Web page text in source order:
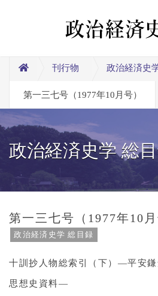
刊行物 政治経済史
第一三七号（1977年10月号）
政治経済史学 総
第一三七号（1977年10月
政治経済史学 総目録
十訓抄人物総索引（下）―平安
思想史資料―